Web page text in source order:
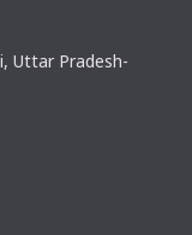
Uttar Pradesh-